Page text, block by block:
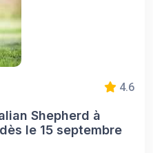
4.6
Shepherd à
le 15 septembre